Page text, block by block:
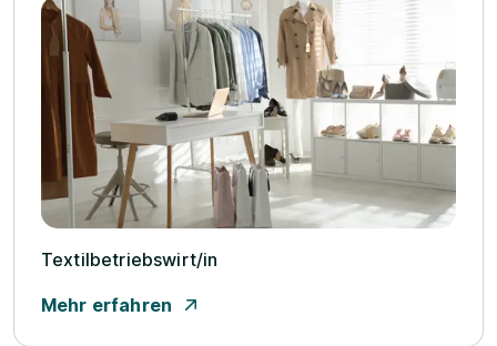
Textilbetriebswirt/­in
Mehr erfahren